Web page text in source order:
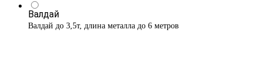
Валдай
Валдай до 3,5т, длина металла до 6 метров